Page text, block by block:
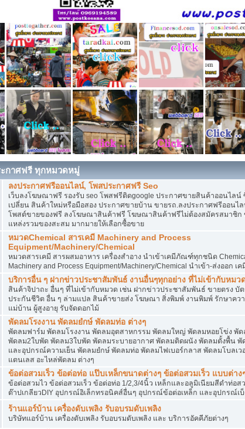
กาศฟรี ทุกหมวดหมู่
ลงประกาศฟรีออนไลน์, โพสประกาศฟรี Seo
เว็บลงโฆษณาฟรี รองรับ seo โพสฟรีติดgoogle ประกาศขายสินค้าออนไลน์
เปลี่ยน สินค้าใหม่หรือมือสอง ประกาศขายบ้าน ขายรถ.ลงประกาศฟรีออนไ
โพสต์ขายของฟรี ลงโฆษณาสินค้าฟรี โฆษณาสินค้าฟรีไม่ต้องสมัครสมาชิก
แหล่งรวมของสะสม มากมายให้เลือกซื้อขาย
หมวดChemical สารเคมี Machinery and Process
Equipment/Machinery/Chemical
หมวดสารเคมี สารผสมอาหาร เครื่องสำอาง นำเข้าเคมีภัณฑ์ทุกชนิด
Machinery and Process Equipment/Machinery/Chemical นำเข้า-ส่งออก
บริการอื่น ๆ ฝากข่าวประชาสัมพันธ์ งานอื่นๆทุกอย่าง ที่ไม่เข้ากับหมว
สินค้าจิปาถะ อื่นๆ ที่ไม่เข้ากับหมวด เช่น ฝากข่าวประชาสัมพันธ์ ขายตรง บัต
ประกันชีวิต อื่น ๆ ล่ามแปล สินค้าขายส่ง โฆษณา สิ่งพิมพ์ งานพิมพ์ รักษาคว
แม่บ้าน ผู้สูงอายุ รับจัดดอกไม้
พัดลมโรงงาน พัดลมยํกษ์ พัดลมท่อ ต่างๆ
พัดลมฟาร์ม พัดลมโรงงาน พัดลมอุตสาหกรรม พัดลมใหญ่ พัดลมหอยโข่ง พัด
พัดลม2ใบพัด พัดลม3ใบพัด พัดลมระบายอากาศ พัดลมติดผนัง พัดลมตั้งพื้น พั
และอุปกรณ์ความเย็น พัดลมยํกษ์ พัดลมท่อ พัดลมไฟเบอร์กลาส พัดลมโบลเว
แตนเลส อะไหล่พัดลม ต่างๆ
ข้อต่อสวมเร็ว ข้อต่อท่อ แป๊บเหล็กขนาดต่างๆ ข้อต่อสวมเร็ว แบบต่าง
ข้อต่อสวมไว ข้อต่อสวมเร็ว ข้อต่อท่อ 1/2,3/4นิ้ว เหล็กและอลูมิเนียมสีดำท่อส
ต๊าปเกลียวDIY อุปกรณ์อิเล็กทรอนิคส์อื่นๆ อุปกรณ์ข้อต่อเหล็ก และอุปกรณ์เบ็
ร้านแอร์บ้าน เครื่องดับเพลิง รับอบรมดับเพลิง
บริษัทแอร์บ้าน เครื่องดับเพลิง รับอบรมดับเพลิง และ บริการอัคคีภัยต่างๆ